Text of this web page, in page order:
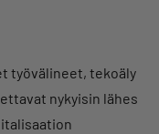
työvälineet, tekoäly
nykyisin lähes